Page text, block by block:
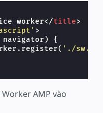
worker</title>
>
navigator )
{
. register( './
AMP vào